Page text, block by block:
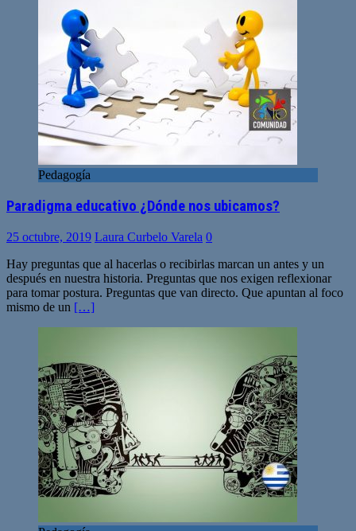
Pedagogía
Paradigma educativo ¿Dónde nos ubicamos?
25 octubre, 2019 Laura Curbelo Varela 0
Hay preguntas que al hacerlas o recibirlas marcan un antes y un
después en nuestra historia. Preguntas que nos exigen reflexionar
para tomar postura. Preguntas que van directo. Que apuntan al foco
mismo de un […]